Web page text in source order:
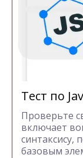
Тест по
Проверьте
включает
синтаксису,
базовым